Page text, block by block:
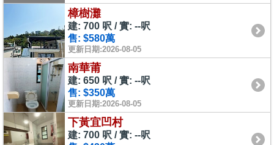
樟樹灘
建: 700 呎 / 實: --呎
售: $580萬
更新日期:2026-08-05
南華莆
建: 650 呎 / 實: --呎
售: $350萬
更新日期:2026-08-05
下黃宜凹村
建: 700 呎 / 實: --呎